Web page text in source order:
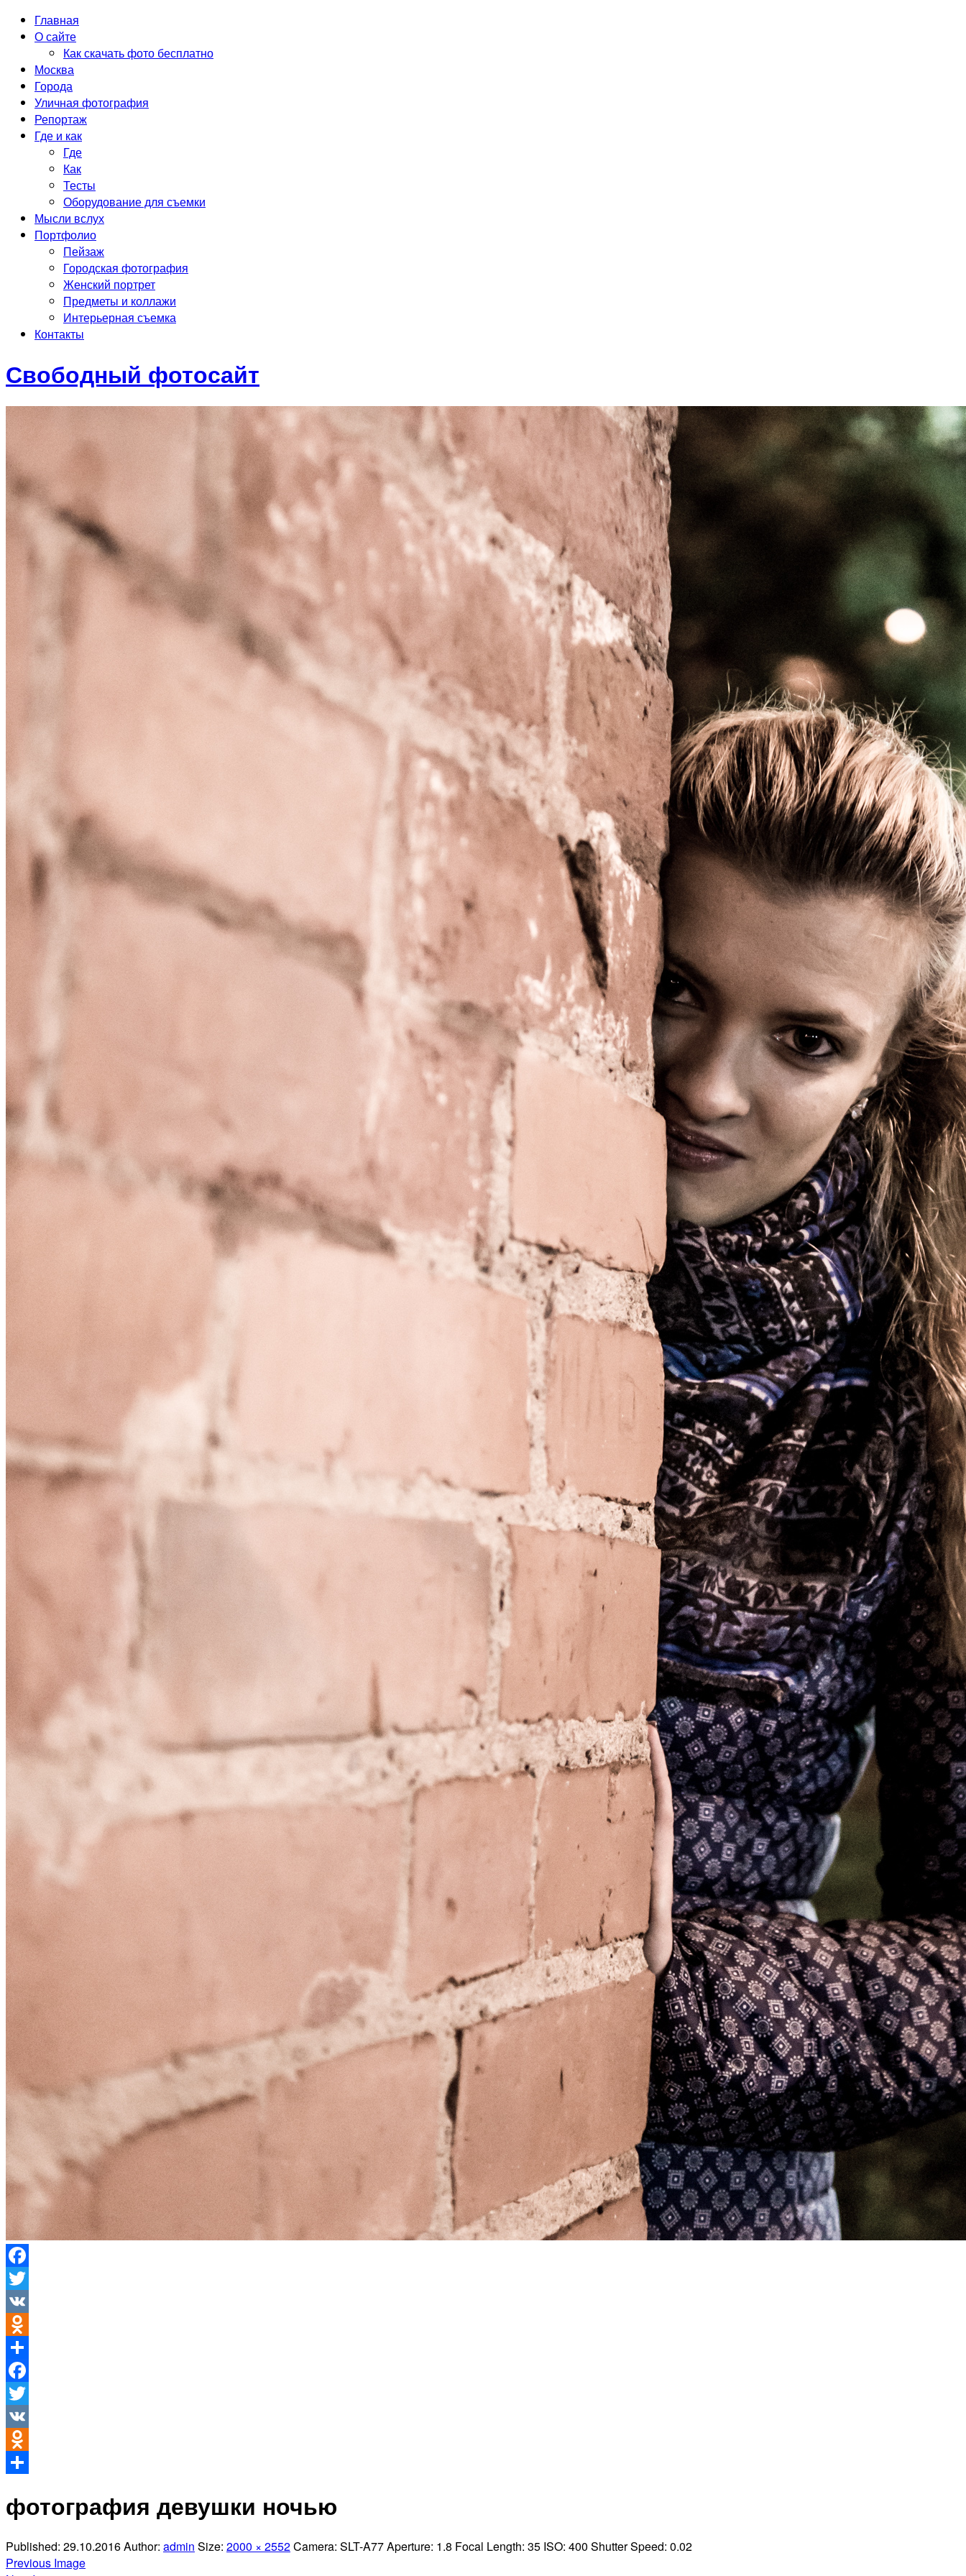
Главная
О сайте
Как скачать фото бесплатно
Москва
Города
Уличная фотография
Репортаж
Где и как
Где
Как
Тесты
Оборудование для съемки
Мысли вслух
Портфолио
Пейзаж
Городская фотография
Женский портрет
Предметы и коллажи
Интерьерная съемка
Контакты
Свободный фотосайт
Facebook
Twitter
VK
Odnoklassniki
Отправить
Facebook
Twitter
VK
Odnoklassniki
фотография девушки ночью
Published: 29.10.2016Author: admin Size: 2000 × 2552Camera: SLT-A77Aperture: 1.8 Focal Length: 35 ISO: 400 Shutter Speed: 0.02
Previous Image